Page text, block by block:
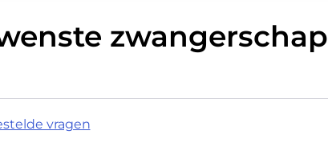
zwangerschap
vragen